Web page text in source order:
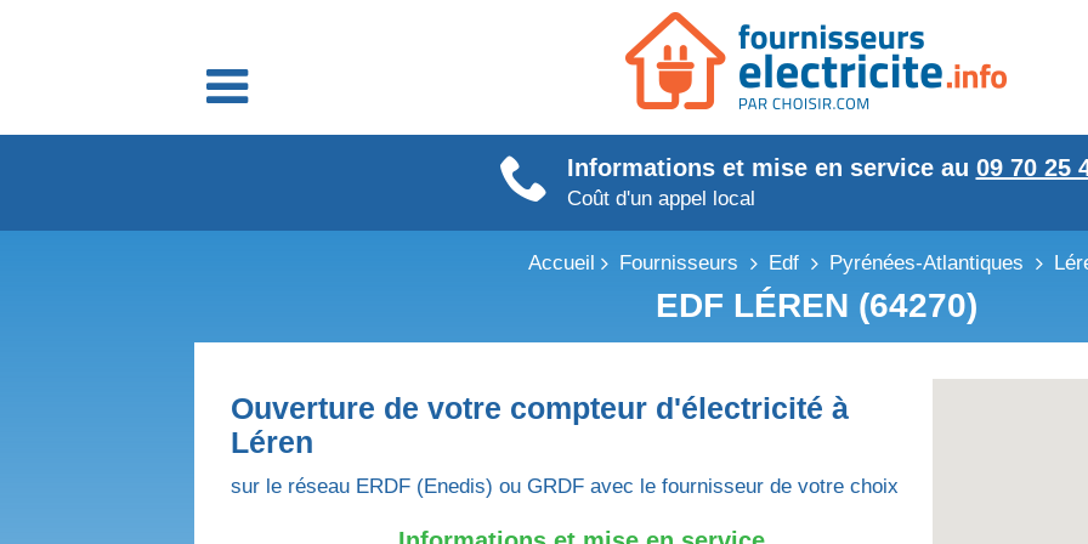
Fournisseurs énergie
Informations et mise en service au 09 70 25
Coût d'un appel local
Accueil Fournisseurs Edf Pyrénées-Atlantiques
EDF LÉREN (64270)
Ouverture de votre compteur d'électricité à
Léren
sur le réseau ERDF (Enedis) ou GRDF avec le fournisseur de votre choix